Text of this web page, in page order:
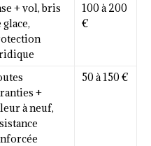
+ vol, bris
glace,
100 à 200
€
+
à neuf,
50 à 150 €